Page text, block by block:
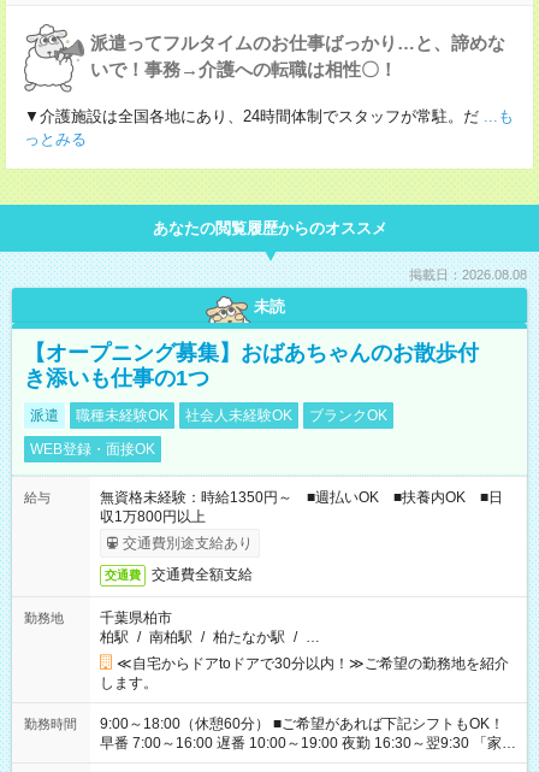
派遣ってフルタイムのお仕事ばっかり…と、諦めな
いで！事務→介護への転職は相性〇！
▼介護施設は全国各地にあり、24時間体制でスタッフが常駐。だ ...も
っとみる
あなたの閲覧履歴からのオススメ
掲載日：2026.08.08
未読
【オープニング募集】おばあちゃんのお散歩付
き添いも仕事の1つ
派遣 職種未経験OK 社会人未経験OK
ブランクOK
WEB登録・面接OK
給与
無資格未経験：時給1350円～ ■週払いOK ■扶養内OK ■日
収1万800円以上
交通費別途支給あり
交通費 交通費全額支給
勤務地
千葉県柏市
柏駅 / 南柏駅 / 柏たなか駅 / …
≪自宅からドアtoドアで30分以内！≫ご希望の勤務地を紹介
します。
勤務時間
9:00～18:00（休憩60分） ■ご希望があれば下記シフトもOK！
早番 7:00～16:00 遅番 10:00～19:00 夜勤 16:30～翌9:30 「家族
と休みを合わせたい」 「余裕を持って夕飯の準備がしたい」